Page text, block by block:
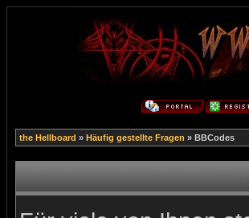
the Hellboard » Häufig gestellte Fragen » BBCodes